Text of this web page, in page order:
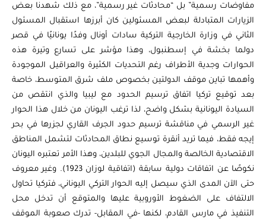
مفاوضات رسمية” بل “محادثات غير رسمية”، مع ذلك شهدنا بعض
الزيارات المتبادلة لبعض المسئولين كان أبرزها استقبال المسئول
الثاني في وزارة الخارجية التركية سادات أونال وفدًا يونانيًا في قصر
دولما بخشة في إسطنبول، وهذا مؤشر على تسارع وتيرة هذه
الحوارات وجدية الأطراف رغم التحديات الكثيرة والعراقيل الموجودة
وأهمها تباين موقف الدولتين بخصوص ملف شرق المتوسط، خاصة
بعد توقيع تركيا اتفاق ترسيم الحدود مع ليبيا والذي انتقص من
السيادة اليونانية بشكل واضح، لذا ترغب اليونان من خلال هذا الحوار
غير الرسمي في مناقشة ترسيم حدود الجرف القاري لجزرها في بحر
إيجه فقط، فيما تريد أنقرة توسيع نطاق المحادثات لتشمل المناطق
الاقتصادية الخالصة والمجال الجوي للبلدين، وهذا الأمر تعتبره اليونان
نكوصًا عن اتفاقات دولية سابقة (اتفاقية لوزان 1923). وغير معروف
حتى الآن المدى الذي سيصل إليه الحوار التركي اليوناني، فتركيا تحاول
الالتفاف على الضغوط الأوروبية عليها والمتوقع أن تدخل محل
التنفيذ في مارس القادم، لكنها -في المقابل- تدرك صعوبة الموقف